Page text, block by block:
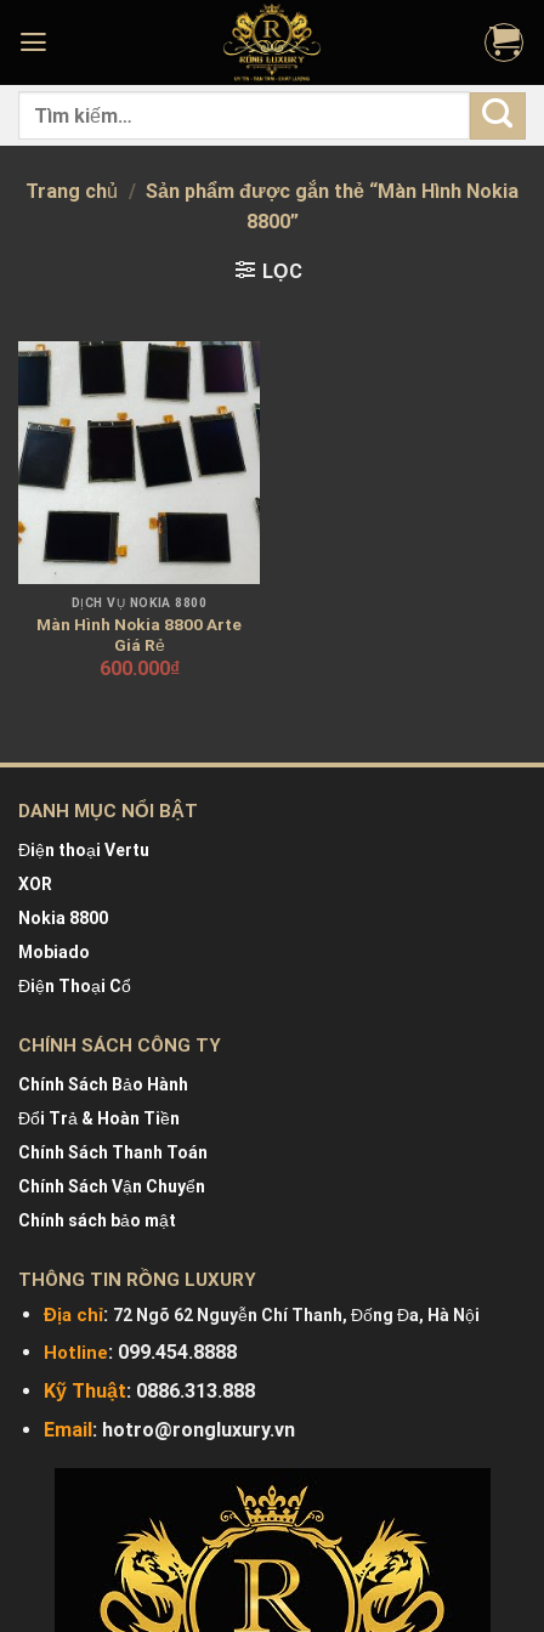
Tìm
Trang chủ / Sản phẩm được gắn thẻ “Màn Hình Nokia
8800”
LỌC
DỊCH VỤ NOKIA 8800
Màn Hình Nokia 8800 Arte
Giá Rẻ
600.000₫
DANH MỤC NỔI BẬT
Điện thoại Vertu
XOR
Nokia 8800
Mobiado
Điện Thoại Cổ
CHÍNH SÁCH CÔNG TY
Chính Sách Bảo Hành
Đổi Trả & Hoàn Tiền
Chính Sách Thanh Toán
Chính Sách Vận Chuyển
Chính sách bảo mật
THÔNG TIN RỒNG LUXURY
Địa chỉ: 72 Ngõ 62 Nguyễn Chí Thanh, Đống Đa, Hà Nội
Hotline: 099.454.8888
Kỹ Thuật: 0886.313.888
Email: hotro@rongluxury.vn